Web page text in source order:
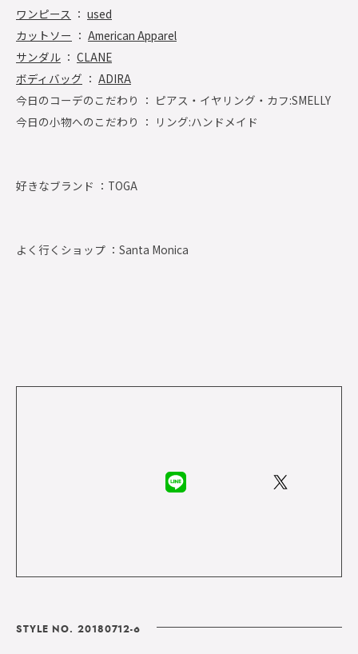
ワンピース ： used
カットソー ： American Apparel
サンダル ： CLANE
ボディバッグ ： ADIRA
今日のコーデのこだわり ： ピアス・イヤリング・カフ:SMELLY
今日の小物へのこだわり ： リング:ハンドメイド
好きなブランド ： TOGA
よく行くショップ ： Santa Monica
STYLE NO. 20180712-6